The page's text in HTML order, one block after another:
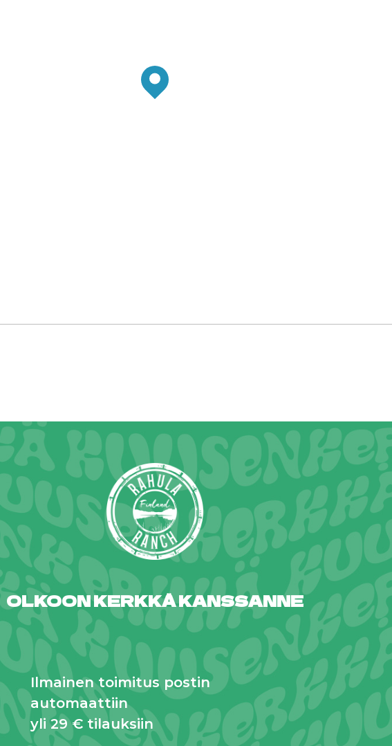
OLKOON KERKKÄ KANSSANNE
Ilmainen toimitus postin
automaattiin
yli 29 € tilauksiin